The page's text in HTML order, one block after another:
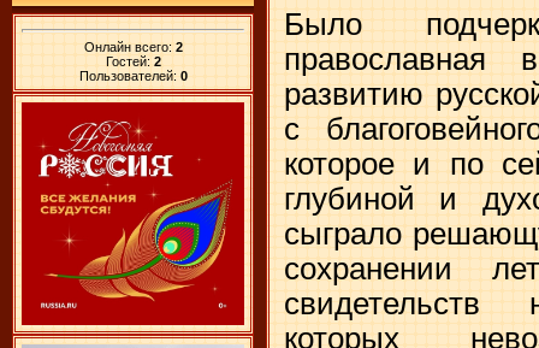
Онлайн всего: 2
Гостей: 2
Пользователей: 0
Было
развитию
с
которое и по
глубиной и
сыграло
сохранении
которых